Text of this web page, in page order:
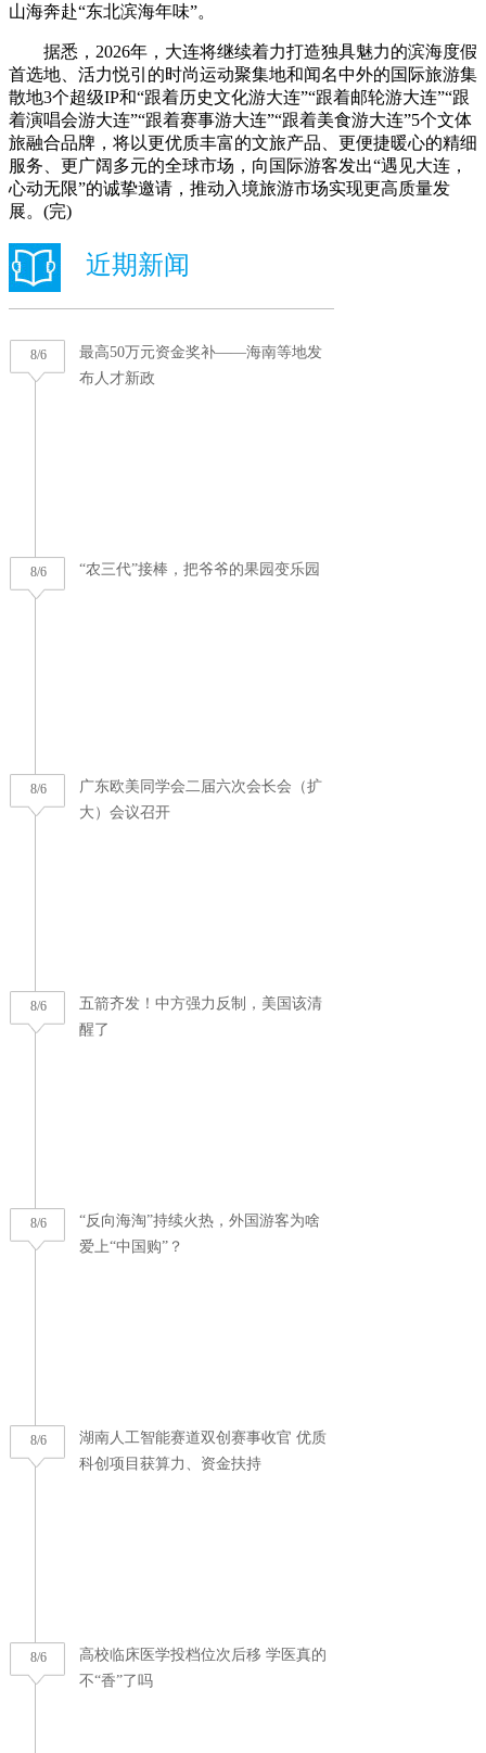
山海奔赴“东北滨海年味”。
据悉，2026年，大连将继续着力打造独具魅力的滨海度假
首选地、活力悦引的时尚运动聚集地和闻名中外的国际旅游集
散地3个超级IP和“跟着历史文化游大连”“跟着邮轮游大连”“跟
着演唱会游大连”“跟着赛事游大连”“跟着美食游大连”5个文体
旅融合品牌，将以更优质丰富的文旅产品、更便捷暖心的精细
服务、更广阔多元的全球市场，向国际游客发出“遇见大连，
心动无限”的诚挚邀请，推动入境旅游市场实现更高质量发
展。(完)